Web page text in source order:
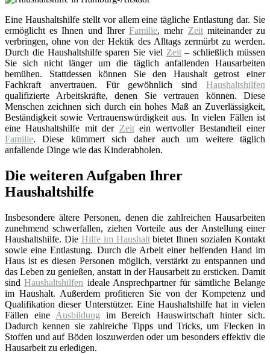
Eine Haushaltshilfe stellt vor allem eine tägliche Entlastung dar. Sie
ermöglicht es Ihnen und IhrerFamilie, mehr Zeitmiteinander zu
verbringen, ohne von der Hektik des Alltags zermürbt zu werden.
Durch die Haushaltshilfe sparen Sie viel Zeit– schließlich müssen
Sie sich nicht länger um die täglich anfallenden Hausarbeiten
bemühen. Stattdessen können Sie den Haushalt getrost einer
Fachkraft anvertrauen. Für gewöhnlich sind Haushaltshilfen
qualifizierte Arbeitskräfte, denen Sie vertrauen können. Diese
Menschen zeichnen sich durch ein hohes Maß an Zuverlässigkeit,
Beständigkeit sowie Vertrauenswürdigkeit aus. In vielen Fällen ist
eine Haushaltshilfe mit der Zeitein wertvoller Bestandteil einer
Familie. Diese kümmert sich daher auch um weitere täglich
anfallende Dinge wie das Kinderabholen.
Die weiteren Aufgaben Ihrer
Haushaltshilfe
Insbesondere ältere Personen, denen die zahlreichen Hausarbeiten
zunehmend schwerfallen, ziehen Vorteile aus der Anstellung einer
Haushaltshilfe. Die Hilfe im Haushaltbietet Ihnen sozialen Kontakt
sowie eine Entlastung. Durch die Arbeit einer helfenden Hand im
Haus ist es diesen Personen möglich, verstärkt zu entspannen und
das Leben zu genießen, anstatt in der Hausarbeit zu ersticken. Damit
sindHaushaltshilfen ideale Ansprechpartner für sämtliche Belange
im Haushalt. Außerdem profitieren Sie von der Kompetenz und
Qualifikation dieser Unterstützer. Eine Haushaltshilfe hat in vielen
Fällen eine Ausbildung im Bereich Hauswirtschaft hinter sich.
Dadurch kennen sie zahlreiche Tipps und Tricks, um Flecken in
Stoffen und auf Böden loszuwerden oder um besonders effektiv die
Hausarbeit zu erledigen.